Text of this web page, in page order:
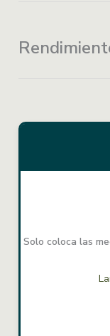
Solo coloca las